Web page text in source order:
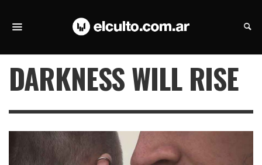
DARKNESS WILL RISE